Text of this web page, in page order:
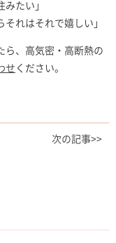
みたい」
それはそれで嬉しい」
ら、高気密・高断熱の
せ ください。
次の記事>>